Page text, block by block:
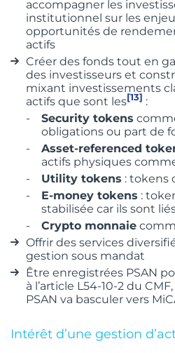
accompagner les
institutionnel sur les
opportunités de
actifs
Créer des fonds tout en
des investisseurs et
mixant investissements
actifs que sont les[13] :
Security tokens
obligations ou part de
Asset-referenced
actifs physiques
Utility tokens : tokens
E-money tokens :
stabilisée car ils sont
Crypto monnaie
Offrir des services
gestion sous mandat
Être enregistrées PSAN
à l’article L54-10-2 du
PSAN va basculer vers
Intérêt d’une gestion